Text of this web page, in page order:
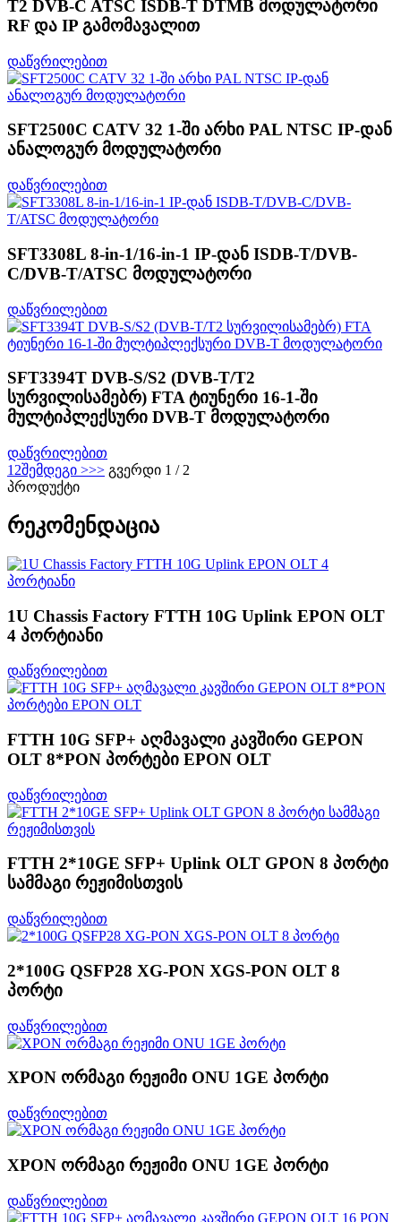
T2 DVB-C ATSC ISDB-T DTMB მოდულატორი
RF და IP გამომავალით
დაწვრილებით
SFT2500C CATV 32 1-ში არხი PAL NTSC IP-დან
ანალოგურ მოდულატორი
დაწვრილებით
SFT3308L 8-in-1/16-in-1 IP-დან ISDB-T/DVB-
C/DVB-T/ATSC მოდულატორი
დაწვრილებით
SFT3394T DVB-S/S2 (DVB-T/T2
სურვილისამებრ) FTA ტიუნერი 16-1-ში
მულტიპლექსური DVB-T მოდულატორი
დაწვრილებით
1 2შემდეგი >>> გვერდი 1 / 2
პროდუქტი
რეკომენდაცია
1U Chassis Factory FTTH 10G Uplink EPON OLT
4 პორტიანი
დაწვრილებით
FTTH 10G SFP+ აღმავალი კავშირი GEPON
OLT 8*PON პორტები EPON OLT
დაწვრილებით
FTTH 2*10GE SFP+ Uplink OLT GPON 8 პორტი
სამმაგი რეჟიმისთვის
დაწვრილებით
2*100G QSFP28 XG-PON XGS-PON OLT 8
პორტი
დაწვრილებით
XPON ორმაგი რეჟიმი ONU 1GE პორტი
დაწვრილებით
XPON ორმაგი რეჟიმი ONU 1GE პორტი
დაწვრილებით